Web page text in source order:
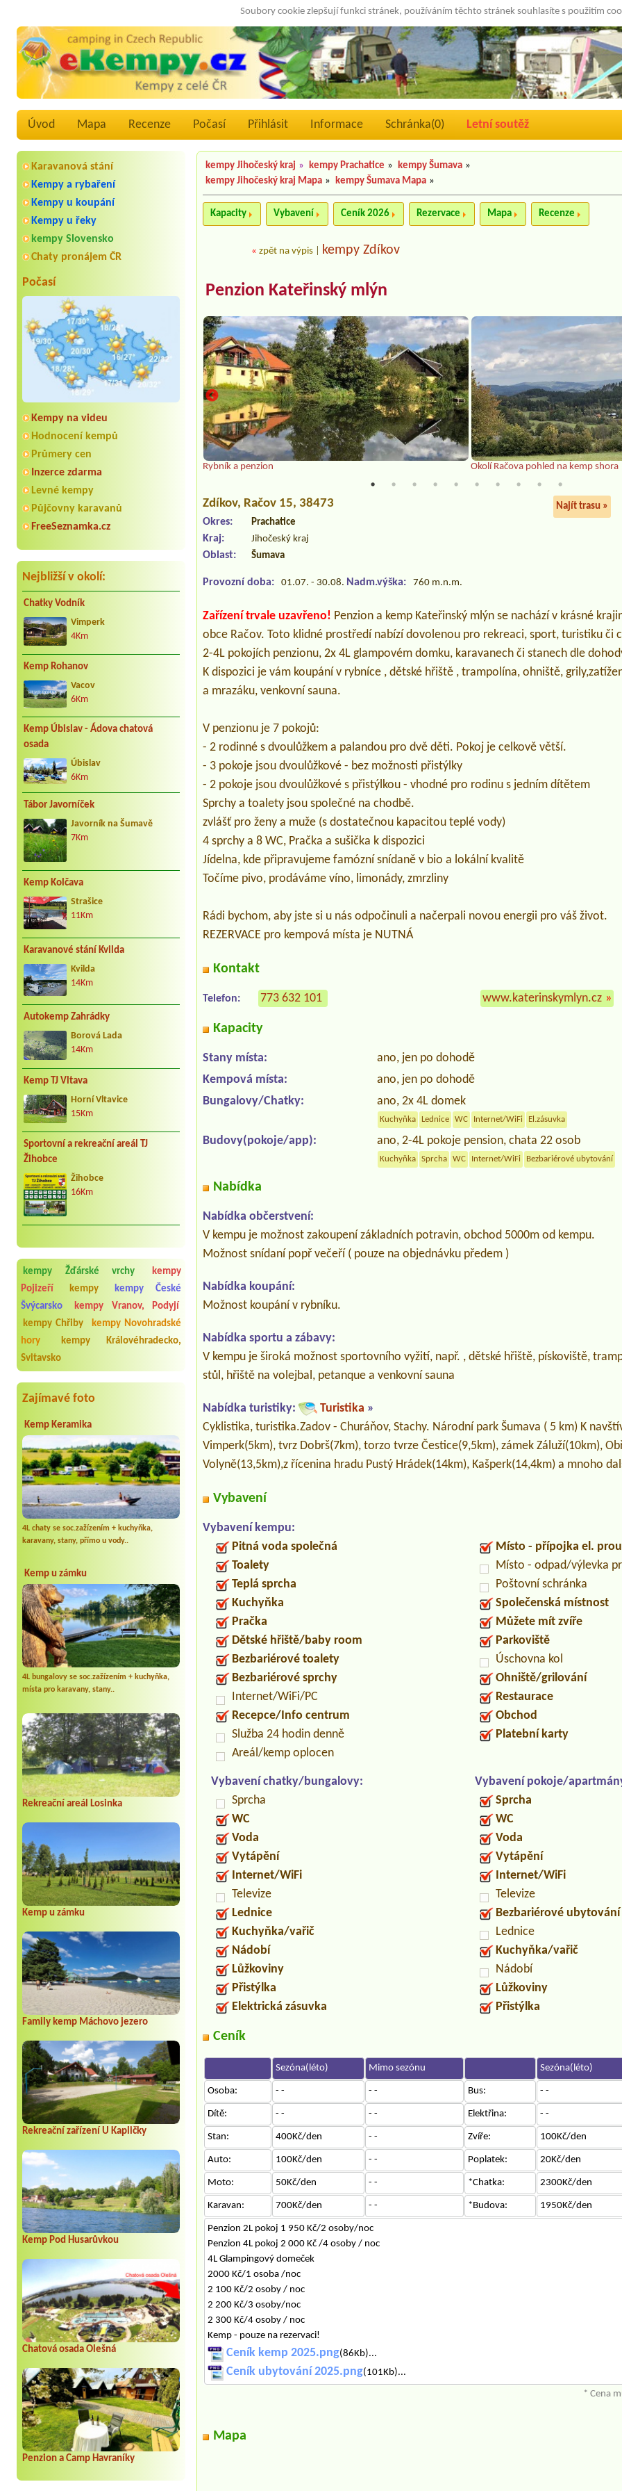
Soubory cookie zlepšují funkci stránek, používáním těchto stránek souhlasíte s použitím
Úvod Mapa Recenze Počasí Přihlásit Informace Schránka(0) Letní soutěž
Karavanová stání
Kempy a rybaření
Kempy u koupání
Kempy u řeky
kempy Slovensko
Chaty pronájem ČR
Počasí
Kempy na videu
Hodnocení kempů
Průmery cen
Inzerce zdarma
Levné kempy
Půjčovny karavanů
FreeSeznamka.cz
Nejbližší v okolí:
Chatky Vodník
Vimperk
4Km
Kemp Rohanov
Vacov
6Km
Kemp Úbislav - Ádova chatová
osada
Úbislav
6Km
Tábor Javorníček
Javorník na Šumavě
7Km
Kemp Kolčava
Strašice
11Km
Karavanové stání Kvilda
Kvilda
14Km
Autokemp Zahrádky
Borová Lada
14Km
Kemp TJ Vltava
Horní Vltavice
15Km
Sportovní a rekreační areál TJ
Žihobce
Žihobce
16Km
kempy Žďárské vrchy
kempy
Pojizeří
kempy
kempy České
Švýcarsko
kempy Vranov, Podyjí
kempy Chřiby
kempy Novohradské
hory
kempy Královéhradecko,
Svitavsko
Zajímavé foto
Kemp Keramika
4L chaty se soc.zažízením + kuchyňka,
karavany, stany, přímo u vody..
Kemp u zámku
4L bungalovy se soc.zažízením + kuchyňka,
místa pro karavany, stany..
Rekreační areál Losinka
Kemp u zámku
Family kemp Máchovo jezero
Rekreační zařízení U Kapličky
Kemp Pod Husarůvkou
Chatová osada Olešná
Penzion a Camp Havraníky
kempy Jihočeský kraj » kempy Prachatice » kempy Šumava »
kempy Jihočeský kraj Mapa » kempy Šumava Mapa »
Kapacity Vybavení Ceník 2026 Rezervace Mapa Recenze
«zpět na výpis kempy Zdíkov
Penzion Kateřinský mlýn
Rybník a penzion Okolí Račova pohled na kemp shora
Zdíkov, Račov 15, 38473 Najít trasu »
Okres: Prachatice
Kraj: Jihočeský kraj
Oblast: Šumava
Provozní doba: 01.07. - 30.08. Nadm.výška: 760 m.n.m.
Zařízení trvale uzavřeno! Penzion a kemp Kateřinský mlýn se nachází v krásné
obce Račov. Toto klidné prostředí nabízí dovolenou pro rekreaci, sport, turistiku či
2-4L pokojích penzionu, 2x 4L glampovém domku, karavanech či stanech dle
K dispozici je vám koupání v rybníce , dětské hřiště , trampolína, ohniště,
a mrazáku, venkovní sauna.
V penzionu je 7 pokojů:
- 2 rodinné s dvoulůžkem a palandou pro dvě děti. Pokoj je celkově větší.
- 3 pokoje jsou dvoulůžkové - bez možnosti přistýlky
- 2 pokoje jsou dvoulůžkové s přistýlkou - vhodné pro rodinu s jedním dítětem
Sprchy a toalety jsou společné na chodbě.
zvlášť pro ženy a muže (s dostatečnou kapacitou teplé vody)
4 sprchy a 8 WC, Pračka a sušička k dispozici
Jídelna, kde připravujeme famózní snídaně v bio a lokální kvalitě
Točíme pivo, prodáváme víno, limonády, zmrzliny
Rádi bychom, aby jste si u nás odpočinuli a načerpali novou energii pro váš život.
REZERVACE pro kempová místa je NUTNÁ
Kontakt
Telefon: 773 632 101 www.katerinskymlyn.cz »
Kapacity
Stany místa:
ano, jen po dohodě
Kempová místa:
ano, jen po dohodě
Bungalovy/Chatky:
ano, 2x 4L domek
Kuchyňka Lednice WC Internet/WiFi El.zásuvka
Budovy(pokoje/app): ano, 2-4L pokoje pension, chata 22 osob
Kuchyňka Sprcha WC Internet/WiFi Bezbariérové ubytování
Nabídka
Nabídka občerstvení:
V kempu je možnost zakoupení základních potravin, obchod 5000m od kempu.
Možnost snídaní popř večeří ( pouze na objednávku předem )
Nabídka koupání:
Možnost koupání v rybníku.
Nabídka sportu a zábavy:
V kempu je široká možnost sportovního vyžití, např. , dětské hřiště, pískoviště,
stůl, hřiště na volejbal, petanque a venkovní sauna
Nabídka turistiky: Turistika »
Cyklistika, turistika.Zadov - Churáňov, Stachy. Národní park Šumava ( 5 km) K
Vimperk(5km), tvrz Dobrš(7km), torzo tvrze Čestice(9,5km), zámek Záluží(10km),
Volyně(13,5km),z řícenina hradu Pustý Hrádek(14km), Kašperk(14,4km) a mnoho
Vybavení
Vybavení kempu:
Pitná voda společná
Toalety
Teplá sprcha
Kuchyňka
Pračka
Dětské hřiště/baby room
Bezbariérové toalety
Bezbariérové sprchy
Internet/WiFi/PC
Recepce/Info centrum
Služba 24 hodin denně
Areál/kemp oplocen
Místo - přípojka el.
Místo - odpad/výlevka
Poštovní schránka
Společenská místnost
Můžete mít zvíře
Parkoviště
Úschovna kol
Ohniště/grilování
Restaurace
Obchod
Platební karty
Vybavení chatky/bungalovy:
Sprcha
WC
Voda
Vytápění
Internet/WiFi
Televize
Lednice
Kuchyňka/vařič
Nádobí
Lůžkoviny
Přistýlka
Elektrická zásuvka
Vybavení pokoje/
Sprcha
WC
Voda
Vytápění
Internet/WiFi
Televize
Bezbariérové ubytování
Lednice
Kuchyňka/vařič
Nádobí
Lůžkoviny
Přistýlka
Ceník
Sezóna(léto) Mimo sezónu Sezóna(léto)
Osoba: - - - - Bus: - -
Dítě: - - - - Elektřina: - -
Stan: 400Kč/den - - Zvíře: 100Kč/den
Auto: 100Kč/den - - Poplatek: 20Kč/den
Moto: 50Kč/den - - *Chatka: 2300Kč/den
Karavan: 700Kč/den - - *Budova: 1950Kč/den
Penzion 2L pokoj 1 950 Kč/2 osoby/noc
Penzion 4L pokoj 2 000 Kč /4 osoby / noc
4L Glampingový domeček
2000 Kč/1 osoba /noc
2 100 Kč/2 osoby / noc
2 200 Kč/3 osoby/noc
2 300 Kč/4 osoby / noc
Kemp - pouze na rezervaci!
Ceník kemp 2025.png(86Kb)...
Ceník ubytování 2025.png(101Kb)...
* Cena
Mapa